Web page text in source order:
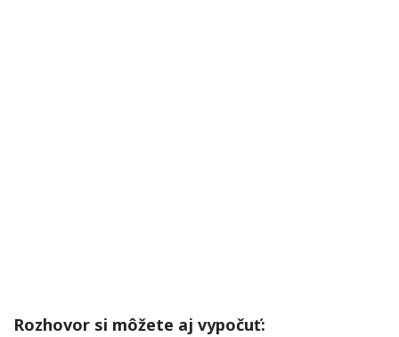
Rozhovor si môžete aj vypočuť: